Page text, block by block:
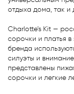
отдыха дома, так и
Charlotte’s Kit —
сорочки и платья в
бренда
силуэты и
представлены
сорочки и легкие